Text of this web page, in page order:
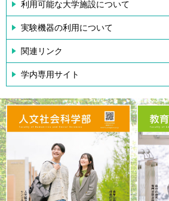
利用可能な大学施設について
実験機器の利用について
関連リンク
学内専用サイト